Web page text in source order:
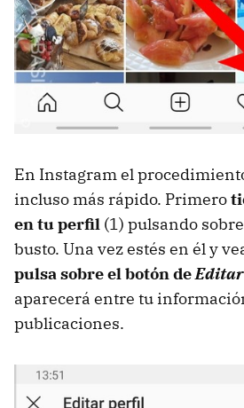
En Instagram el
incluso más rápido. Primero
en tu perfil (1) pulsando
busto. Una vez estés en él y
pulsa sobre el botón de
aparecerá entre tu
publicaciones.